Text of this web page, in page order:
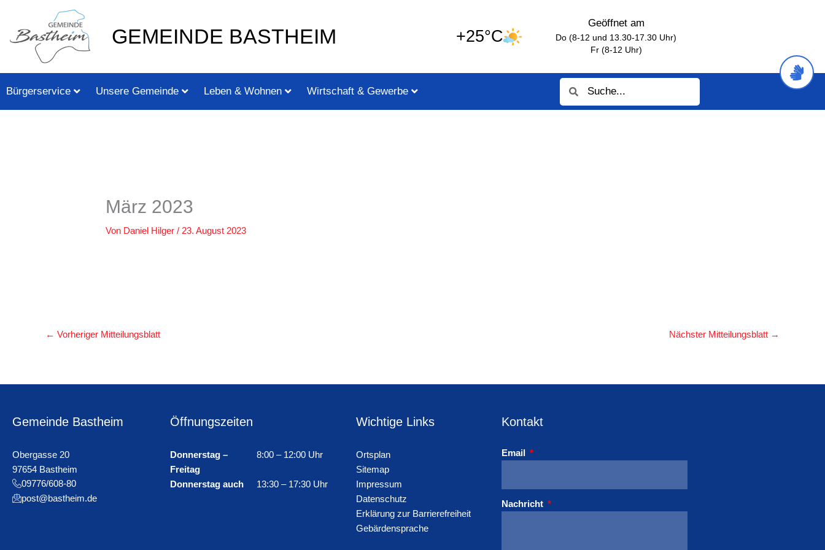
springen
GEMEINDE BASTHEIM +25°C
Geöffnet am
Do (8-12 und 13.30-17.30 Uhr)
Fr (8-12 Uhr)
Bürgerservice Unsere Gemeinde Leben & Wohnen Wirtschaft & Gewerbe
März 2023
Von Daniel Hilger/23. August 2023
← Vorheriger Mitteilungsblatt Nächster Mitteilungsblatt →
Gemeinde Bastheim
Obergasse 20
97654 Bastheim
09776/608-80
post@bastheim.de
Öffnungszeiten
Donnerstag –
Freitag
8:00 – 12:00 Uhr
Donnerstag auch 13:30 – 17:30 Uhr
Wichtige Links
Ortsplan
Sitemap
Impressum
Datenschutz
Erklärung zur Barrierefreiheit
Gebärdensprache
Kontakt
Email
Nachricht